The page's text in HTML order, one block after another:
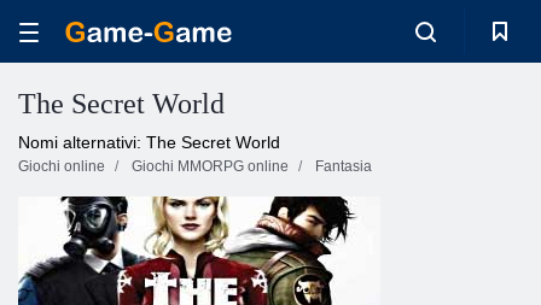
The Secret World
Nomi alternativi: The Secret World
Giochi online Giochi MMORPG online Fantasia